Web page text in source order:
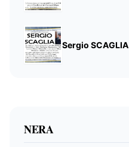
Sergio SCAGLIA
NERA